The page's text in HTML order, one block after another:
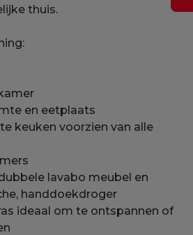
thuis.
en eetplaats
keuken voorzien van alle
lavabo meubel en
handdoekdroger
ideaal om te ontspannen of